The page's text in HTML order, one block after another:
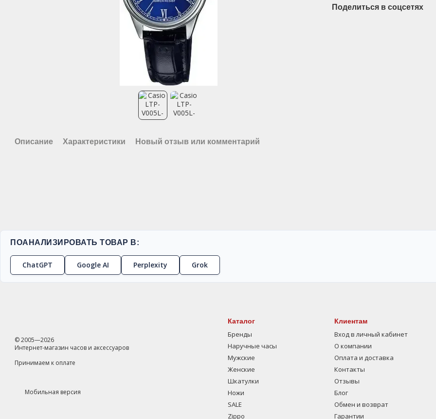
Описание Характеристики Новый отзыв или комментарий
Поделиться в соцсетях
ПОАНАЛИЗИРОВАТЬ ТОВАР В:
ChatGPT Google AI Perplexity Grok
© 2005—2026
Интернет-магазин часов и аксессуаров
Принимаем к оплате
Мобильная версия
Каталог
Бренды
Наручные часы
Мужские
Женские
Шкатулки
Ножи
SALE
Zippo
Клиентам
Вход в личный кабинет
О компании
Оплата и доставка
Контакты
Отзывы
Блог
Обмен и возврат
Гарантии